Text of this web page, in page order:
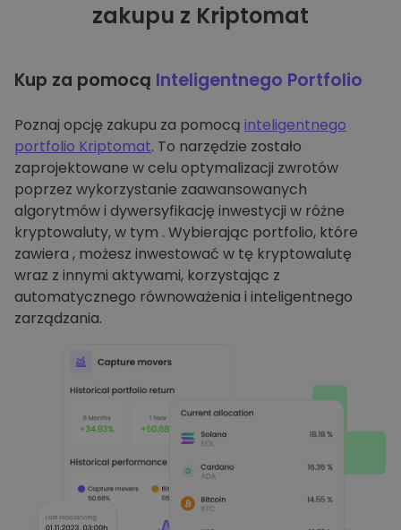
zakupu z Kriptomat
Kup za pomocą Inteligentnego Portfolio
Poznaj opcję zakupu za pomocą inteligentnego
portfolio Kriptomat. To narzędzie zostało
zaprojektowane w celu optymalizacji zwrotów
poprzez wykorzystanie zaawansowanych
algorytmów i dywersyfikację inwestycji w różne
kryptowaluty, w tym . Wybierając portfolio, które
zawiera , możesz inwestować w tę kryptowalutę
wraz z innymi aktywami, korzystając z
automatycznego równoważenia i inteligentnego
zarządzania.